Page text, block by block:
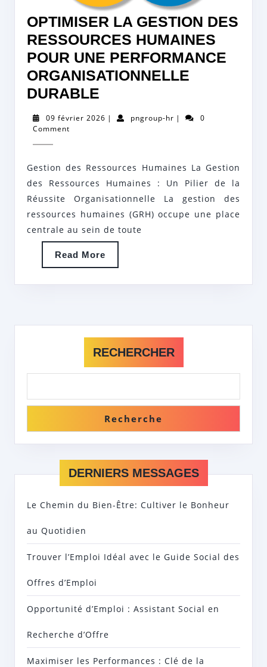
OPTIMISER LA GESTION DES
RESSOURCES HUMAINES
POUR UNE PERFORMANCE
ORGANISATIONNELLE
DURABLE
RESSOURCES
HUMAINES
POUR
UNE
PERFORMANCE
ORGANISATIONNELLE
DURABLE
09 février 2026 09| pngroup-hrpngroup-
|
0
Comment
Gestion des Ressources Humaines La Gestion
des Ressources Humaines : Un Pilier de la
Réussite Organisationnelle La gestion des
ressources humaines (GRH) occupe une place
centrale au sein de toute
Read More
More
RECHERCHER
Recherche
DERNIERS MESSAGES
Le Chemin du Bien-Être: Cultiver le Bonheur
au Quotidien
Trouver l’Emploi Idéal avec le Guide Social des
Offres d’Emploi
Opportunité d’Emploi : Assistant Social en
Recherche d’Offre
Maximiser les Performances : Clé de la